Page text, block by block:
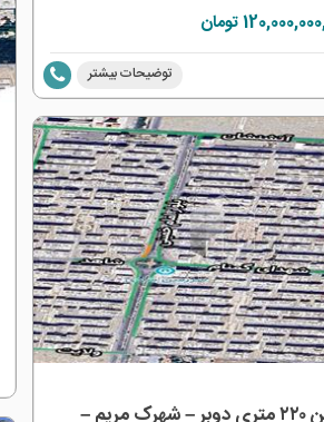
توضیحات بیشتر
فروش زمین ۲۲۰ متری دوبر – شهرک مریم –